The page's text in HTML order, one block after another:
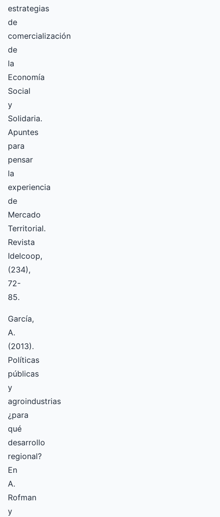
estrategias
de
comercialización
de
la
Economía
Social
y
Solidaria.
Apuntes
para
pensar
la
experiencia
de
Mercado
Territorial.
Revista
Idelcoop,
(234),
72-
85.
García,
A.
(2013).
Políticas
públicas
y
agroindustrias
¿para
qué
desarrollo
regional?
En
A.
Rofman
y